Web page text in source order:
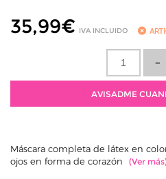
35,99€ IVA INCLUIDO
AVISADME
Máscara completa de látex en
ojos en forma de corazón